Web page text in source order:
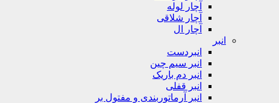
آچار لوله
آچار شلاقی
آچار ال
انبر
انبردست
انبر سیم چین
انبر دم باریک
انبر قفلی
انبر آرماتوربندی و مفتول بر